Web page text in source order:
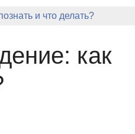
и что делать?
как